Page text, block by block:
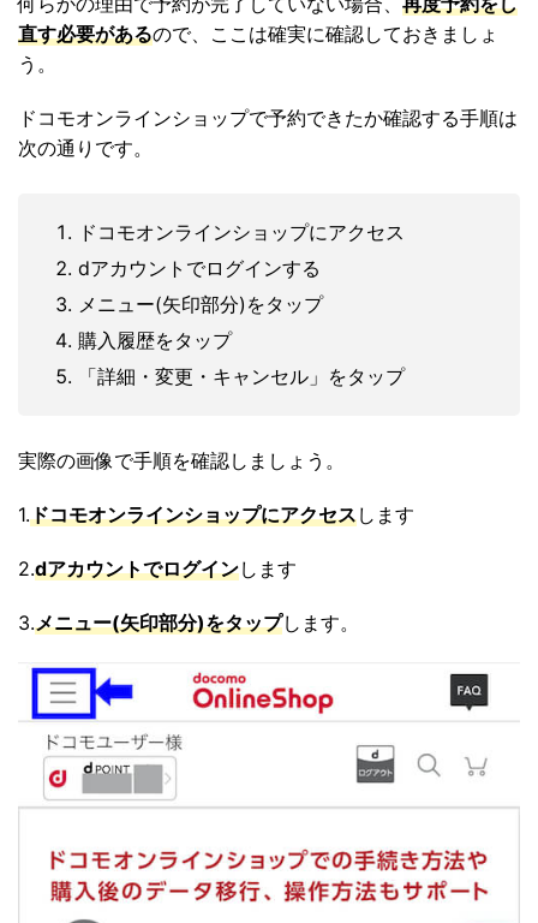
直す必要があるので、ここは確実に確認しておきましょ
う。
ドコモオンラインショップで予約できたか確認する手順は
次の通りです。
ドコモオンラインショップにアクセス
dアカウントでログインする
メニュー(矢印部分)をタップ
購入履歴をタップ
「詳細・変更・キャンセル」をタップ
実際の画像で手順を確認しましょう。
1.ドコモオンラインショップにアクセスします
2.dアカウントでログインします
3.メニュー(矢印部分)をタップします。